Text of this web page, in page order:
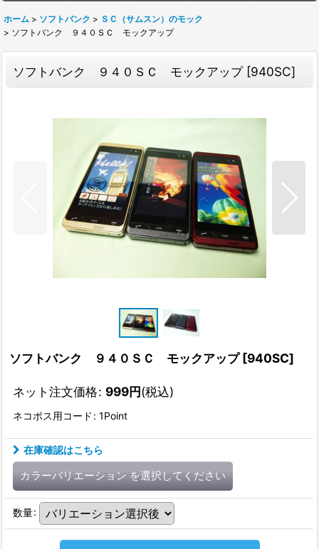
ホーム > ソフトバンク > ＳＣ（サムスン）のモック
> ソフトバンク ９４０ＳＣ モックアップ
ソフトバンク ９４０ＳＣ モックアップ [940SC]
ソフトバンク ９４０ＳＣ モックアップ [940SC]
ネット注文価格: 999円(税込)
ネコポス用コード : 1Point
在庫確認はこちら
カラーバリエーション を選択してください
数量: